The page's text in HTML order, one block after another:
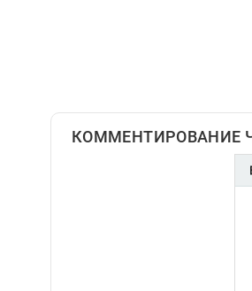
КОММЕНТИРОВАНИЕ